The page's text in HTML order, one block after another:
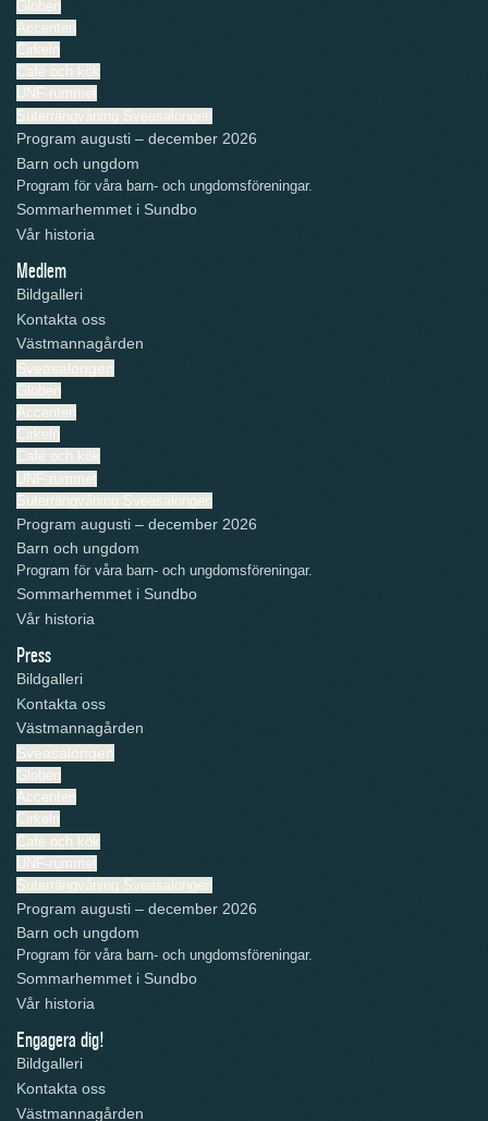
Globen
Accenten
Cirkeln
Café och kök
UNF-rummet
Suterrängvåning Sveasalongen
Program augusti – december 2026
Barn och ungdom
Program för våra barn- och ungdomsföreningar.
Sommarhemmet i Sundbo
Vår historia
Medlem
Bildgalleri
Kontakta oss
Västmannagården
Sveasalongen
Globen
Accenten
Cirkeln
Café och kök
UNF-rummet
Suterrängvåning Sveasalongen
Program augusti – december 2026
Barn och ungdom
Program för våra barn- och ungdomsföreningar.
Sommarhemmet i Sundbo
Vår historia
Press
Bildgalleri
Kontakta oss
Västmannagården
Sveasalongen
Globen
Accenten
Cirkeln
Café och kök
UNF-rummet
Suterrängvåning Sveasalongen
Program augusti – december 2026
Barn och ungdom
Program för våra barn- och ungdomsföreningar.
Sommarhemmet i Sundbo
Vår historia
Engagera dig!
Bildgalleri
Kontakta oss
Västmannagården